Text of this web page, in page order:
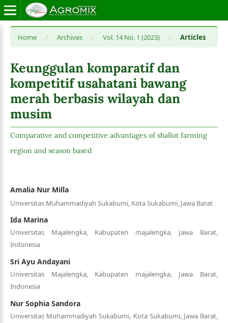
Home / Archives / Vol. 14 No. 1 (2023) / Articles
Keunggulan komparatif dan
kompetitif usahatani bawang
merah berbasis wilayah dan
musim
Comparative and competitive advantages of shallot farming
region and season based
Amalia Nur Milla
Universitas Muhammadiyah Sukabumi, Kota Sukabumi, Jawa Barat
Ida Marina
Universitas Majalengka, Kabupaten majalengka, Jawa Barat,
Indonesia
Sri Ayu Andayani
Universitas Majalengka, Kabupaten majalengka, Jawa Barat,
Indonesia
Nur Sophia Sandora
Universitas Muhammadiyah Sukabumi, Kota Sukabumi, Jawa Barat,